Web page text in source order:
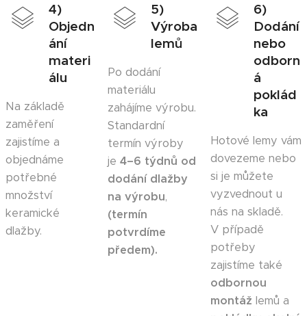
4)
Objedn
ání
materi
álu
Na základě
zaměření
zajistíme a
objednáme
potřebné
množství
keramické
dlažby.
5)
Výroba
lemů
Po dodání
materiálu
zahájíme výrobu.
Standardní
termín výroby
je4–6 týdnů od
dodání dlažby
na výrobu,
(termín
potvrdíme
předem).
6)
Dodání
nebo
odborn
á
poklád
ka
Hotové lemy vám
dovezeme nebo
si je můžete
vyzvednout u
nás na skladě.
V případě
potřeby
zajistíme také
odbornou
montáž lemů a